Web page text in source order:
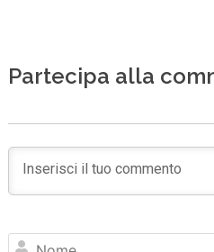
Partecipa alla